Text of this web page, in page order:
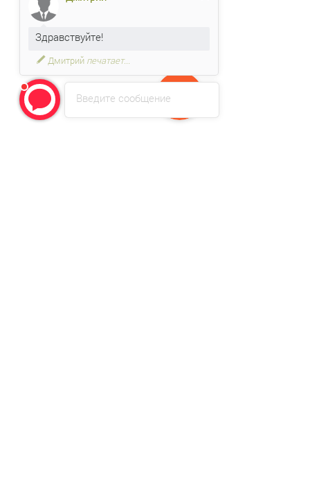
Введите сообщение
Здравствуйте!
Дмитрий печатает...